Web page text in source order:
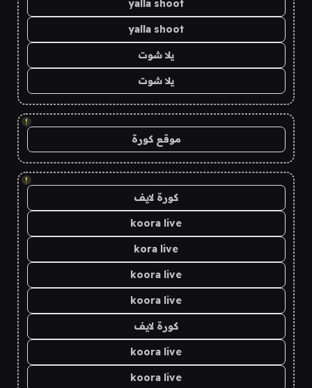
yalla shoot
yalla shoot
يلا شوت
يلا شوت
!
موقع كورة
!
كورة لايف
koora live
kora live
koora live
koora live
كورة لايف
koora live
koora live